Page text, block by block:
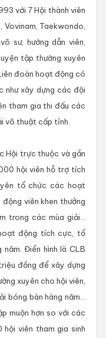
với 7 Hội thành viên
Taekwondo,
sư, hướng dẫn viên,
tập thường xuyên
đoàn hoạt động có
như xây dựng các đội
tham gia thi đấu các
võ thuật cấp tỉnh.
Hội trực thuộc và gần
hội viên hỗ trợ tích
tổ chức các hoạt
viên khen thưởng
trong các mùa giải...
động tích cực, tổ
Điển hình là CLB
đồng để xây dựng
xuyên cho hội viên,
bóng bàn hàng năm...
muộn hơn so với các
viên tham gia sinh